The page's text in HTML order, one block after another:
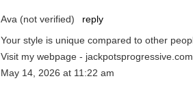
Ava (not verified)
reply
Your style is unique compared to other
Visit my webpage - jackpotsprogressive.com
May 14, 2026 at 11:22 am